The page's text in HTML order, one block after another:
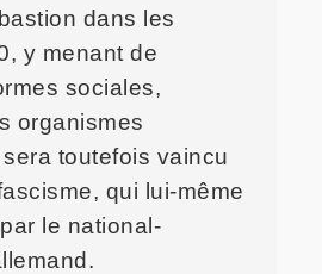
dans les
y menant de
sociales,
organismes
toutefois vaincu
qui lui-même
le national-